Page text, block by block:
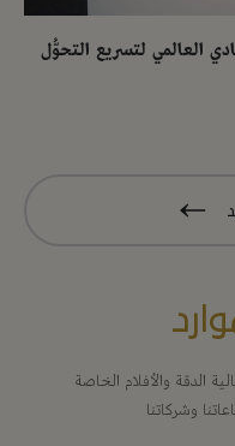
العالمي لتسريع التحوُّل
الدقة والأفلام الخاصة
وشركاتنا